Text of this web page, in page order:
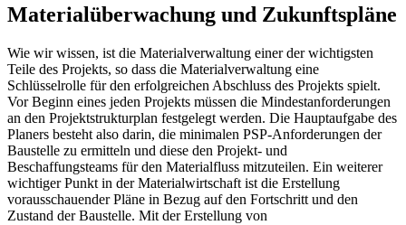
Materialüberwachung und Zukunftspläne
Wie wir wissen, ist die Materialverwaltung einer der wichtigsten
Teile des Projekts, so dass die Materialverwaltung eine
Schlüsselrolle für den erfolgreichen Abschluss des Projekts spielt.
Vor Beginn eines jeden Projekts müssen die Mindestanforderungen
an den Projektstrukturplan festgelegt werden. Die Hauptaufgabe des
Planers besteht also darin, die minimalen PSP-Anforderungen der
Baustelle zu ermitteln und diese den Projekt- und
Beschaffungsteams für den Materialfluss mitzuteilen. Ein weiterer
wichtiger Punkt in der Materialwirtschaft ist die Erstellung
vorausschauender Pläne in Bezug auf den Fortschritt und den
Zustand der Baustelle. Mit der Erstellung von